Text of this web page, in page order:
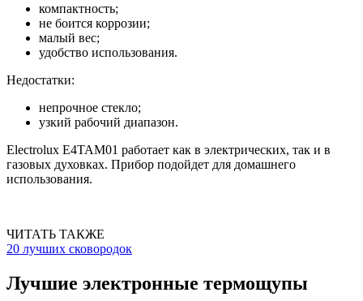
компактность;
не боится коррозии;
малый вес;
удобство использования.
Недостатки:
непрочное стекло;
узкий рабочий диапазон.
Electrolux E4TAM01 работает как в электрических, так и в
газовых духовках. Прибор подойдет для домашнего
использования.
ЧИТАТЬ ТАКЖЕ
20 лучших сковородок
Лучшие электронные термощупы